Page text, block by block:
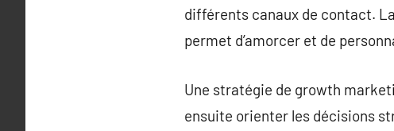
différents canaux de contact.
permet d’amorcer et de
Une stratégie de growth
ensuite orienter les décisions